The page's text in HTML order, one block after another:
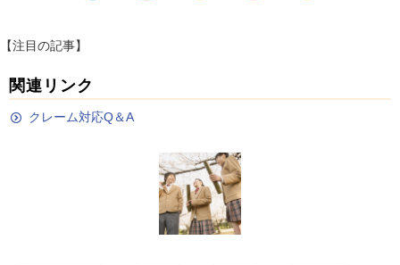
【注目の記事】
関連リンク
クレーム対応Q＆A